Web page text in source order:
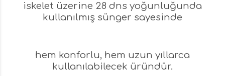
iskelet üzerine 28 dns yoğunluğunda
kullanılmış sünger sayesinde
hem konforlu, hem uzun yıllarca
kullanılabilecek üründür.